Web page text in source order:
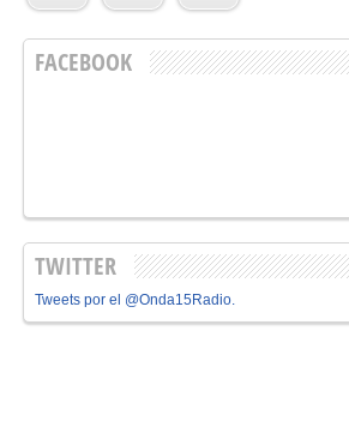
FACEBOOK
TWITTER
Tweets por el @Onda15Radio.